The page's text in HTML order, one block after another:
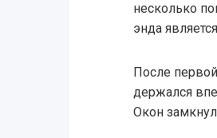
несколько
энда
После
держался
Окон